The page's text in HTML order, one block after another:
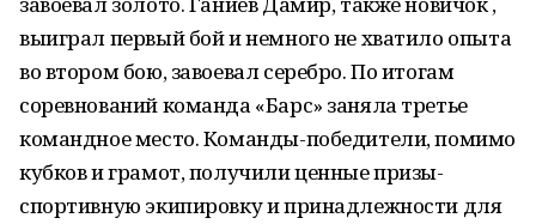
выиграл первый бой и немного не хватило опыта
во втором бою, завоевал серебро. По итогам
соревнований команда «Барс» заняла третье
командное место. Команды-победители, помимо
кубков и грамот, получили ценные призы-
спортивную экипировку и принадлежности для